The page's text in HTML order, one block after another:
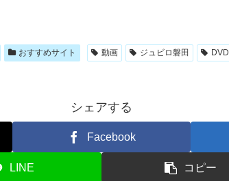
おすすめサイト 動画 ジュビロ磐田 DVD
シェアする
Facebook
LINE コピー